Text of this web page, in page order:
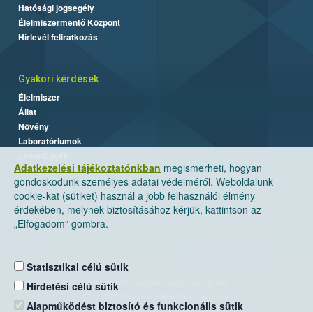
Adatkezelési tájékoztatónkban megismerheti, hogyan
gondoskodunk személyes adatai védelméről. Weboldalunk
cookie-kat (sütiket) használ a jobb felhasználói élmény
érdekében, melynek biztosításához kérjük, kattintson az
„Elfogadom” gombra.
Statisztikai célú sütik
Hirdetési célú sütik
Alapműködést biztosító és funkcionális sütik
Hatósági jogsegély
Élelmiszermentő Központ
Hírlevél feliratkozás
Gyakori kérdések
Élelmiszer
Állat
Növény
Laboratóriumok
Nemzeti Élelmiszerlánc-biztonsági Hivatal
Levelezési cím: 1525 Budapest. Pf. 30.